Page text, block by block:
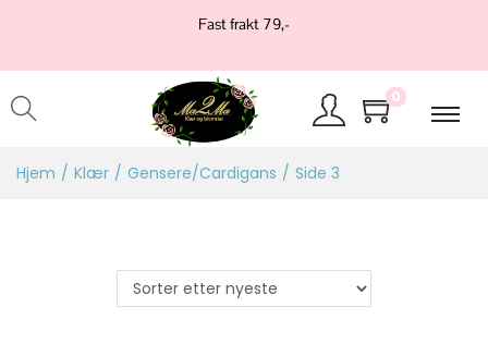
Fast frakt 79,-
0
Hjem / Klær / Gensere/Cardigans / Side 3